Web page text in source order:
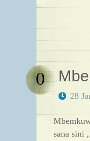
28
0
sana sini